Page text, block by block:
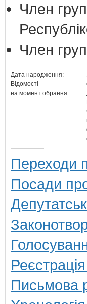
Член
Член
Дата народження:
Відомості
на момент обрання:
Переходи
Посади
Письмова